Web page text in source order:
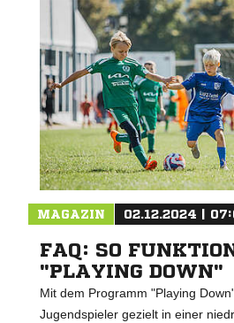
MAGAZIN 02.12.2024 |
FAQ: SO
"PLAYING DOWN"
Mit dem Programm "Playing
Jugendspieler gezielt in einer